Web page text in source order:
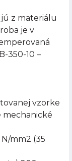
z materiálu
je v
350-10 –
vzorke
mechanické
mm2 (35